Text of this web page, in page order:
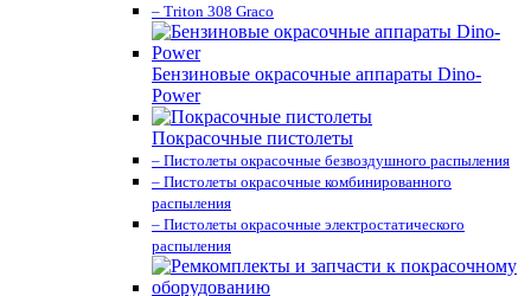
– Triton 308 Graco
Бензиновые окрасочные аппараты Dino-
Power
Покрасочные пистолеты
– Пистолеты окрасочные безвоздушного распыления
– Пистолеты окрасочные комбинированного
распыления
– Пистолеты окрасочные электростатического
распыления